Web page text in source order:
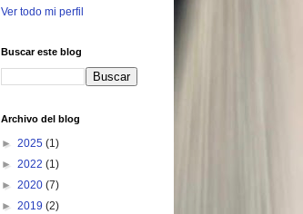
Ver todo mi perfil
Buscar este blog
Archivo del blog
► 2025 (1)
► 2022 (1)
► 2020 (7)
► 2019 (2)